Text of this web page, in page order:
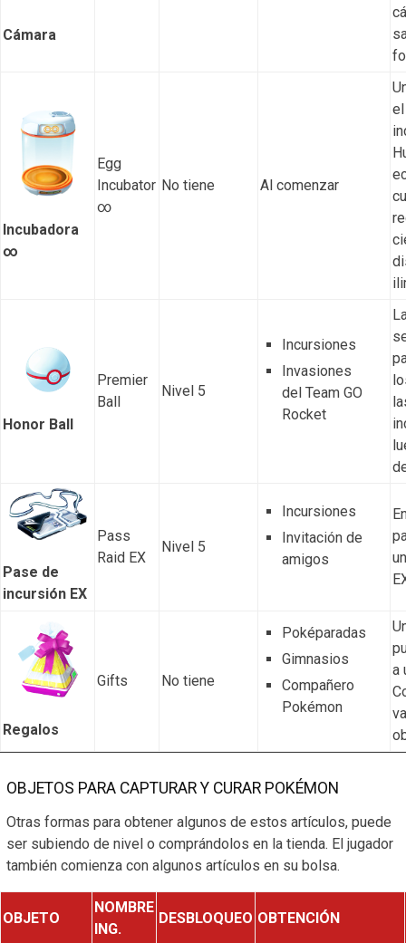
Cámara
Incubadora
∞
Egg
Incubator
∞
No tiene Al comenzar
Honor Ball
Premier
Ball
Nivel 5
Incursiones
Invasiones
del Team GO
Rocket
Pase de
incursión EX
Pass
Raid EX
Nivel 5
Incursiones
Invitación de
amigos
Regalos
Gifts No tiene
Poképaradas
Gimnasios
Compañero
Pokémon
a
OBJETOS PARA CAPTURAR Y CURAR POKÉMON
Otras formas para obtener algunos de estos artículos, puede
ser subiendo de nivel o comprándolos en la tienda. El jugador
también comienza con algunos artículos en su bolsa.
OBJETO
NOMBRE
ING.
DESBLOQUEO OBTENCIÓN